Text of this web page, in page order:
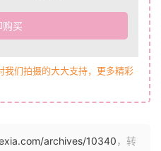
购买
我们拍摄的大大支持，更多精彩
archives/10340，转